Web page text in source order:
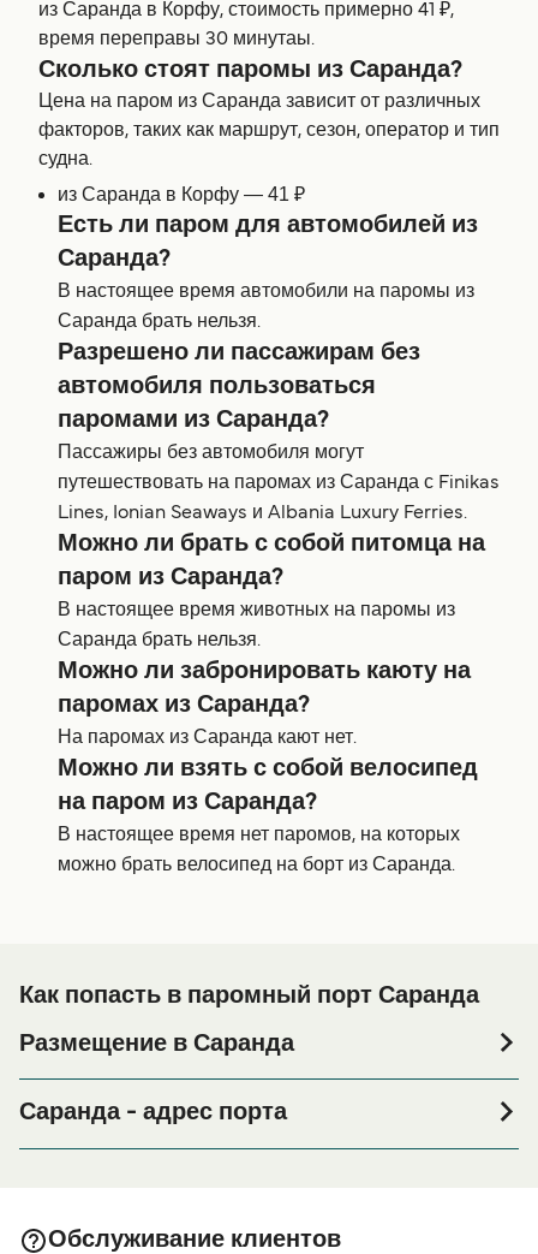
из Саранда в Корфу, стоимость примерно 41 ₽,
время переправы 30 минутаы.
Сколько стоят паромы из Саранда?
Цена на паром из Саранда зависит от различных
факторов, таких как маршрут, сезон, оператор и тип
судна.
из Саранда в Корфу — 41 ₽
Есть ли паром для автомобилей из
Саранда?
В настоящее время автомобили на паромы из
Саранда брать нельзя.
Разрешено ли пассажирам без
автомобиля пользоваться
паромами из Саранда?
Пассажиры без автомобиля могут
путешествовать на паромах из Саранда с Finikas
Lines, Ionian Seaways и Albania Luxury Ferries.
Можно ли брать с собой питомца на
паром из Саранда?
В настоящее время животных на паромы из
Саранда брать нельзя.
Можно ли забронировать каюту на
паромах из Саранда?
На паромах из Саранда кают нет.
Можно ли взять с собой велосипед
на паром из Саранда?
В настоящее время нет паромов, на которых
можно брать велосипед на борт из Саранда.
Как попасть в паромный порт Саранда
Размещение в Саранда
или его окрестностях перед или после вашей поездки,
или если вы ищете вариант проживания на весь
Саранда - адрес порта
Обслуживание клиентов